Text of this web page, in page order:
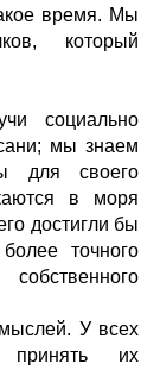
время. Мы
который
социально
мы знаем
для своего
в моря
достигли бы
точного
У всех
принять их